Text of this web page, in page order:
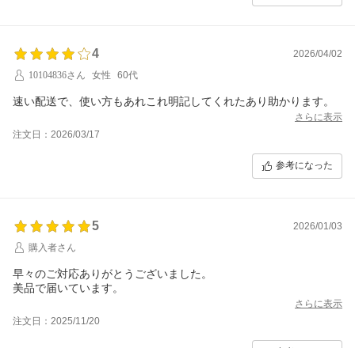
4
2026/04/02
10104836さん
女性 60代
速い配送で、使い方もあれこれ明記してくれたあり助かります。
さらに表示
注文日：2026/03/17
参考になった
5
2026/01/03
購入者さん
早々のご対応ありがとうございました。
美品で届いています。
さらに表示
注文日：2025/11/20